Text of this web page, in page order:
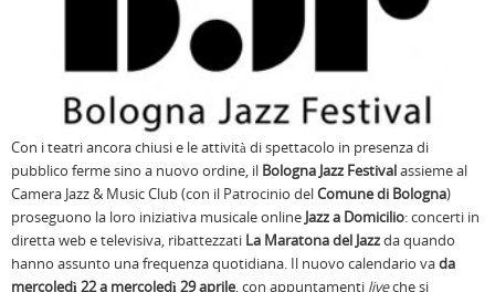
Con i teatri ancora chiusi e le attività di spettacolo in presenza di
pubblico ferme sino a nuovo ordine, il Bologna Jazz Festivalassieme al
Camera Jazz & Music Club (con il Patrocinio delComune di Bologna)
proseguono la loro iniziativa musicale online Jazz a Domicilio: concerti in
diretta web e televisiva, ribattezzati La Maratona del Jazzda quando
hanno assunto una frequenza quotidiana. Il nuovo calendario vada
mercoledì 22 a mercoledì 29 aprile, con appuntamenti liveche si